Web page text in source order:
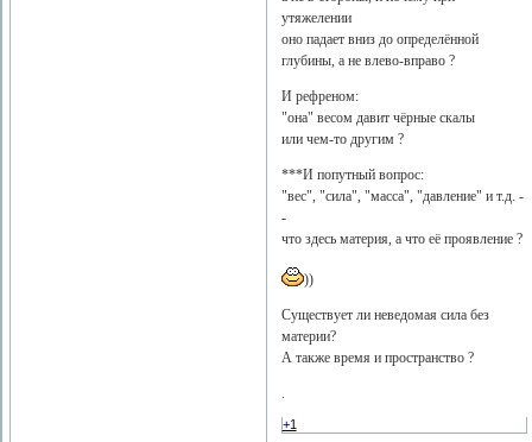
утяжелении
оно падает вниз до определённой
глубины, а не влево-вправо ?
И рефреном:
"она" весом давит чёрные скалы
или чем-то другим ?
***И попутный вопрос:
"вес", "сила", "масса", "давление" и т.д. -
-
что здесь материя, а что её проявление ?
))
Существует ли неведомая сила без
материи?
А также время и пространство ?
.
+1